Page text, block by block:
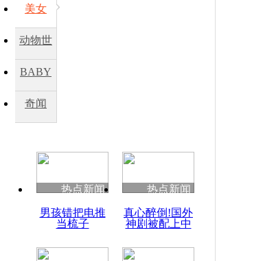
美女
动物世
BABY
秀
奇闻
热点新闻
男孩错把电推
当梳子
热点新闻
真心醉倒!国外
神剧被配上中